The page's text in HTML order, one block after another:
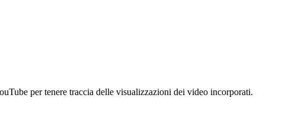
per tenere traccia delle visualizzazioni dei video incorporati.